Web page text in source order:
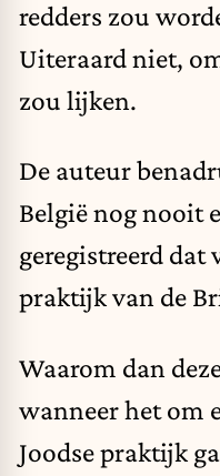
redders zou
Uiteraard niet,
zou lijken.
De auteur
België nog nooit
geregistreerd dat
praktijk van de
Waarom dan
wanneer het om
Joodse praktijk